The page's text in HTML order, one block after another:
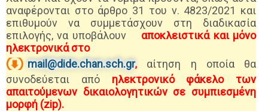
αναφέρονται στο άρθρο 31 του ν. 4823/2021 και
επιθυμούν να συμμετάσχουν στη διαδικασία
επιλογής, να υποβάλουν
αποκλειστικά και μόνο
ηλεκτρονικά στο
mail@dide.chan.sch.gr,
αίτηση η οποία θα
συνοδεύεται από
ηλεκτρονικό φάκελο των
απαιτούμενων δικαιολογητικών σε συμπιεσμένη
μορφή (zip).